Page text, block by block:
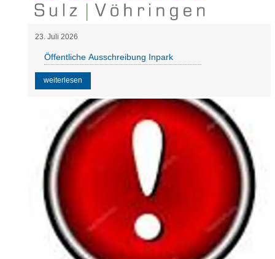
23 Juli 2026
Öffentliche Ausschreibung Inpark
weiterlesen